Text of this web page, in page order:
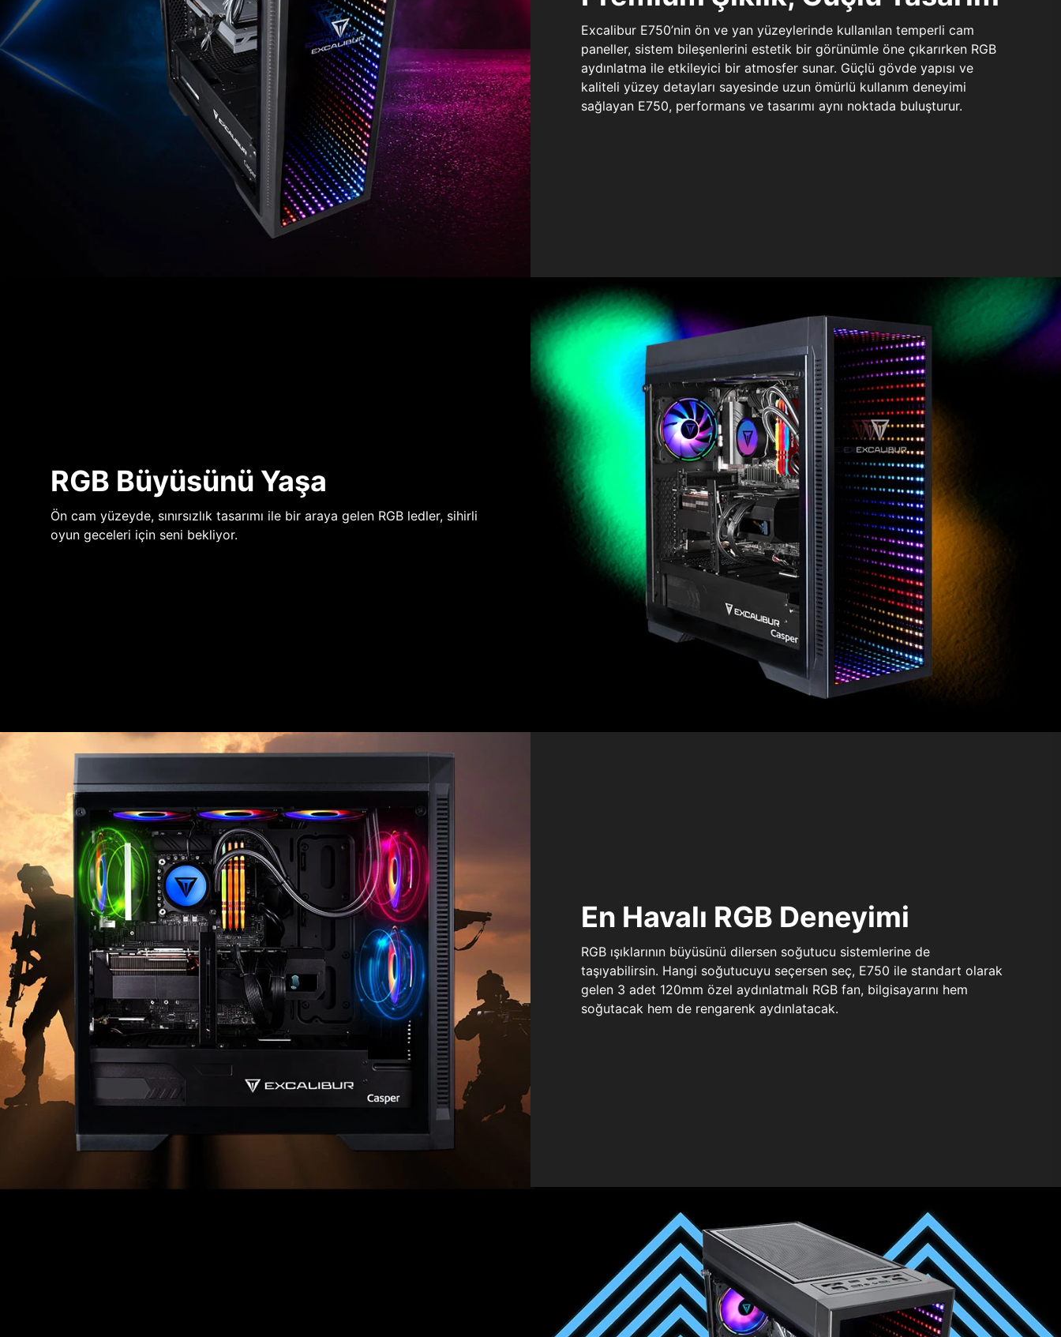
Excalibur E750’nin ön ve yan yüzeylerinde kullanılan temperli cam
paneller, sistem bileşenlerini estetik bir görünümle öne çıkarırken RGB
aydınlatma ile etkileyici bir atmosfer sunar. Güçlü gövde yapısı ve
kaliteli yüzey detayları sayesinde uzun ömürlü kullanım deneyimi
sağlayan E750, performans ve tasarımı aynı noktada buluşturur.
RGB Büyüsünü Yaşa
Ön cam yüzeyde, sınırsızlık tasarımı ile bir araya gelen RGB ledler, sihirli
oyun geceleri için seni bekliyor.
En Havalı RGB Deneyimi
RGB ışıklarının büyüsünü dilersen soğutucu sistemlerine de
taşıyabilirsin. Hangi soğutucuyu seçersen seç, E750 ile standart olarak
gelen 3 adet 120mm özel aydınlatmalı RGB fan, bilgisayarını hem
soğutacak hem de rengarenk aydınlatacak.